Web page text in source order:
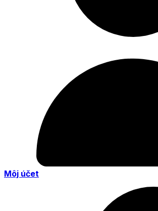
Môj účet